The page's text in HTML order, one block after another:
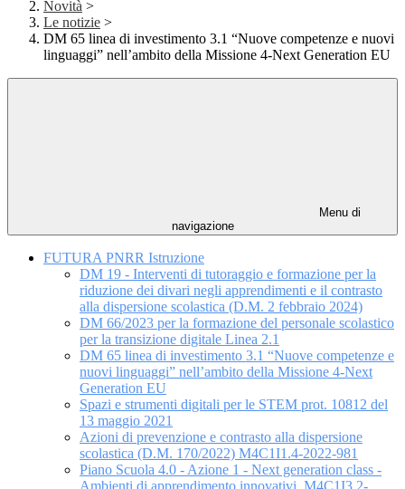
Novità >
Le notizie >
DM 65 linea di investimento 3.1 “Nuove competenze e nuovi
linguaggi” nell’ambito della Missione 4-Next Generation EU
Menu di
navigazione
FUTURA PNRR Istruzione
DM 19 - Interventi di tutoraggio e formazione per la
riduzione dei divari negli apprendimenti e il contrasto
alla dispersione scolastica (D.M. 2 febbraio 2024)
DM 66/2023 per la formazione del personale scolastico
per la transizione digitale Linea 2.1
DM 65 linea di investimento 3.1 “Nuove competenze e
nuovi linguaggi” nell’ambito della Missione 4-Next
Generation EU
Spazi e strumenti digitali per le STEM prot. 10812 del
13 maggio 2021
Azioni di prevenzione e contrasto alla dispersione
scolastica (D.M. 170/2022) M4C1I1.4-2022-981
Piano Scuola 4.0 - Azione 1 - Next generation class -